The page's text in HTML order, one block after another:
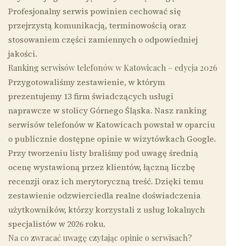
Profesjonalny serwis powinien cechować się
przejrzystą komunikacją, terminowością oraz
stosowaniem części zamiennych o odpowiedniej
jakości.
Ranking serwisów telefonów w Katowicach – edycja 2026
Przygotowaliśmy zestawienie, w którym
prezentujemy 13 firm świadczących usługi
naprawcze w stolicy Górnego Śląska. Nasz ranking
serwisów telefonów w Katowicach powstał w oparciu
o publicznie dostępne opinie w wizytówkach Google.
Przy tworzeniu listy braliśmy pod uwagę średnią
ocenę wystawioną przez klientów, łączną liczbę
recenzji oraz ich merytoryczną treść. Dzięki temu
zestawienie odzwierciedla realne doświadczenia
użytkowników, którzy korzystali z usług lokalnych
specjalistów w 2026 roku.
Na co zwracać uwagę czytając opinie o serwisach?